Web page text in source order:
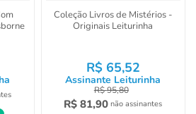
Coleção Livros de Mistérios -
Originais Leiturinha
R$ 65,52
Assinante Leiturinha
R$95,80
R$ 81,90 não assinantes